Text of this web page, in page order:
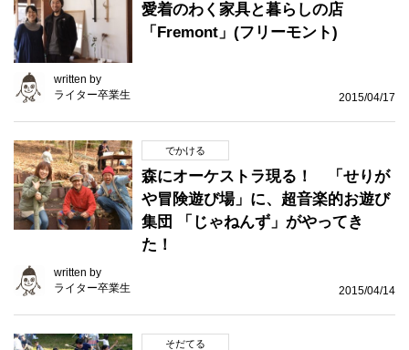
愛着のわく家具と暮らしの店
「Fremont」(フリーモント)
written by
ライター卒業生
2015/04/17
でかける
森にオーケストラ現る！ 「せりが
や冒険遊び場」に、超音楽的お遊び
集団 「じゃねんず」がやってき
た！
written by
ライター卒業生
2015/04/14
そだてる